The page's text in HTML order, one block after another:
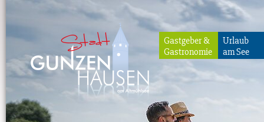
Gunzenhausen
Gastgeber &
Gastronomie
Urlaub
am See